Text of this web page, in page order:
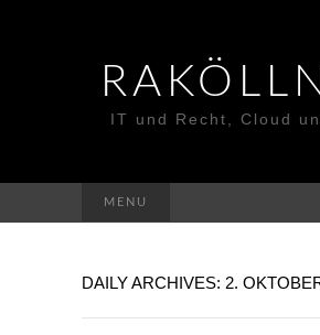
IT und Recht, Cloud
MENU
DAILY ARCHIVES: 2.